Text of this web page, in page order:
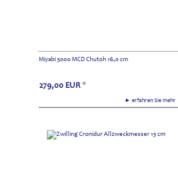
Miyabi 5000 MCD Chutoh 16,0 cm
► erfahren Sie
279,00 EUR *